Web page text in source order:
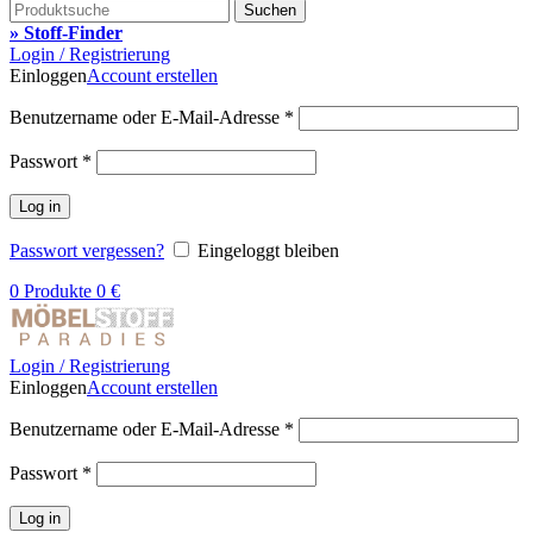
Suchen
» Stoff-Finder
Login / Registrierung
EinloggenAccount erstellen
Benutzername oder E-Mail-Adresse *
Passwort *
Log in
Passwort vergessen?
Eingeloggt bleiben
0 Produkte 0 €
Login / Registrierung
EinloggenAccount erstellen
Benutzername oder E-Mail-Adresse *
Passwort *
Log in